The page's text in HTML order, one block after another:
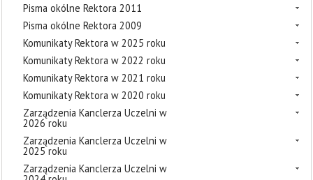
Pisma okólne Rektora 2011
Pisma okólne Rektora 2009
Komunikaty Rektora w 2025 roku
Komunikaty Rektora w 2022 roku
Komunikaty Rektora w 2021 roku
Komunikaty Rektora w 2020 roku
Zarządzenia Kanclerza Uczelni w
2026 roku
Zarządzenia Kanclerza Uczelni w
2025 roku
Zarządzenia Kanclerza Uczelni w